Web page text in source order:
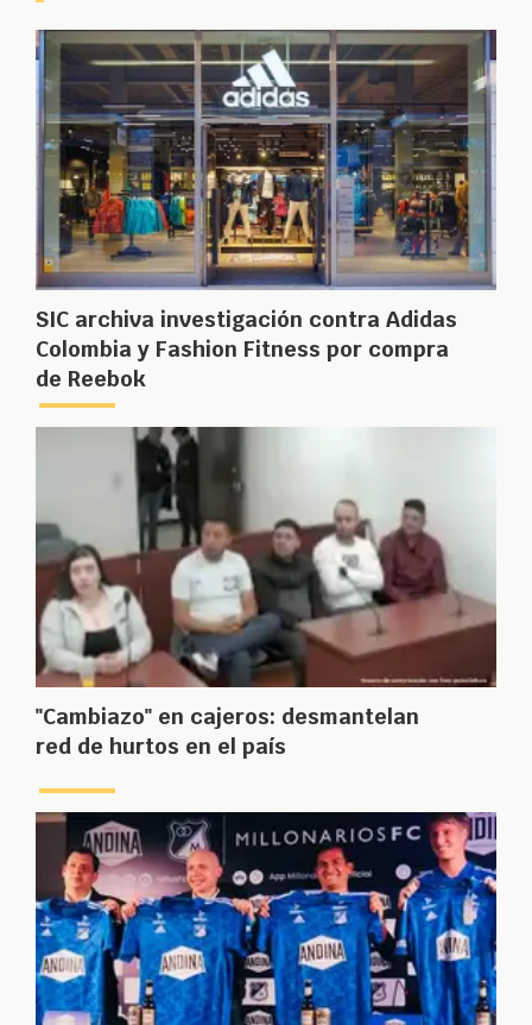
SIC archiva investigación contra Adidas
Colombia y Fashion Fitness por compra
de Reebok
"Cambiazo" en cajeros: desmantelan
red de hurtos en el país